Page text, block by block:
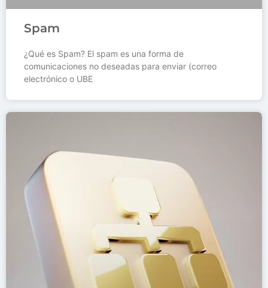
Spam
¿Qué es Spam? El spam es una forma de
comunicaciones no deseadas para enviar (correo
electrónico o UBE